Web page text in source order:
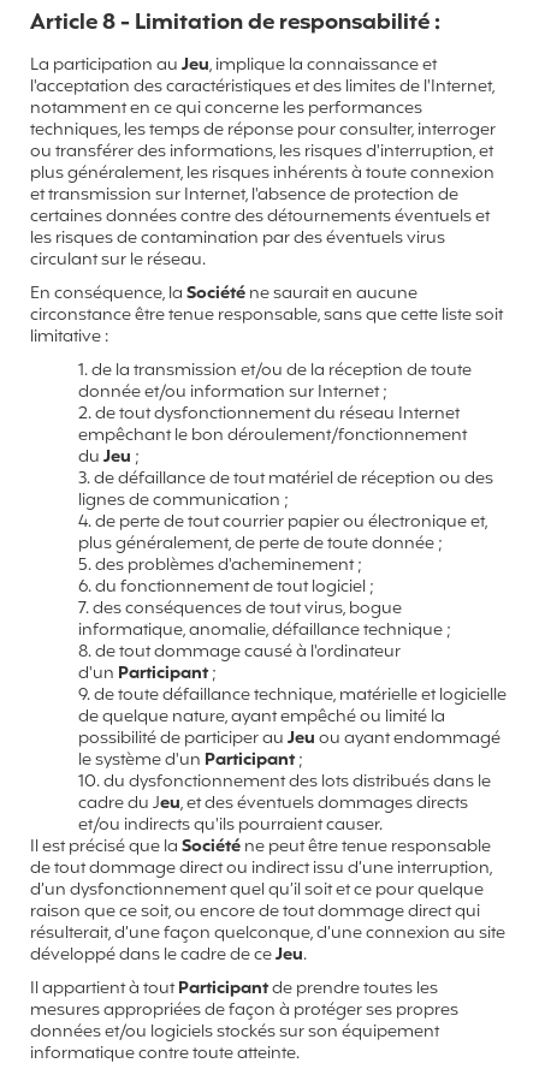
Article 8 - Limitation de responsabilité :
La participation auJeu, implique la connaissance et
l'acceptation des caractéristiques et des limites de l'Internet,
notamment en ce qui concerne les performances
techniques, les temps de réponse pour consulter, interroger
ou transférer des informations, les risques d'interruption, et
plus généralement, les risques inhérents à toute connexion
et transmission sur Internet, l'absence de protection de
certaines données contre des détournements éventuels et
les risques de contamination par des éventuels virus
circulant sur le réseau.
En conséquence, laSociéténe saurait en aucune
circonstance être tenue responsable, sans que cette liste soit
limitative :
1. de la transmission et/ou de la réception de toute
donnée et/ou information sur Internet ;
2. de tout dysfonctionnement du réseau Internet
empêchant le bon déroulement/fonctionnement
duJeu ;
3. de défaillance de tout matériel de réception ou des
lignes de communication ;
4. de perte de tout courrier papier ou électronique et,
plus généralement, de perte de toute donnée ;
5. des problèmes d'acheminement ;
6. du fonctionnement de tout logiciel ;
7. des conséquences de tout virus, bogue
informatique, anomalie, défaillance technique ;
8. de tout dommage causé à l'ordinateur
d'un Participant;
9. de toute défaillance technique, matérielle et logicielle
de quelque nature, ayant empêché ou limité la
possibilité de participer auJeuou ayant endommagé
le système d'un Participant;
10. du dysfonctionnement des lots distribués dans le
cadre du Jeu, et des éventuels dommages directs
et/ou indirects qu'ils pourraient causer.
Il est précisé que laSociéténe peut être tenue responsable
de tout dommage direct ou indirect issu d’une interruption,
d’un dysfonctionnement quel qu’il soit et ce pour quelque
raison que ce soit, ou encore de tout dommage direct qui
résulterait, d’une façon quelconque, d’une connexion au site
développé dans le cadre de ceJeu.
Il appartient à toutParticipantde prendre toutes les
mesures appropriées de façon à protéger ses propres
données et/ou logiciels stockés sur son équipement
informatique contre toute atteinte.